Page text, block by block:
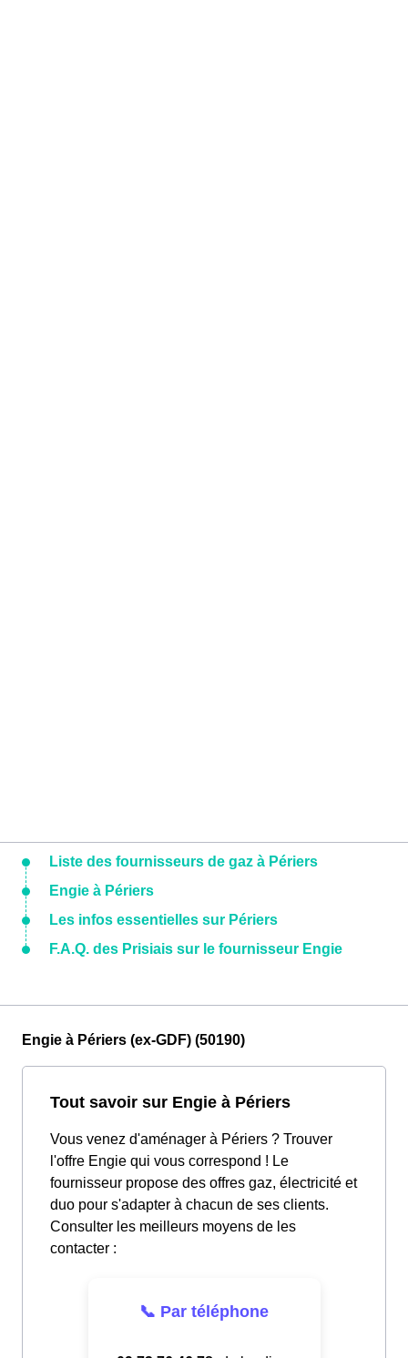
Liste des fournisseurs de gaz à Périers
Engie à Périers
Les infos essentielles sur Périers
F.A.Q. des Prisiais sur le fournisseur Engie
Engie à Périers (ex-GDF) (50190)
Tout savoir sur Engie à Périers
Vous venez d'aménager à Périers ? Trouver
l'offre Engie qui vous correspond ! Le
fournisseur propose des offres gaz, électricité et
duo pour s'adapter à chacun de ses clients.
Consulter les meilleurs moyens de les
contacter :
📞 Par téléphone